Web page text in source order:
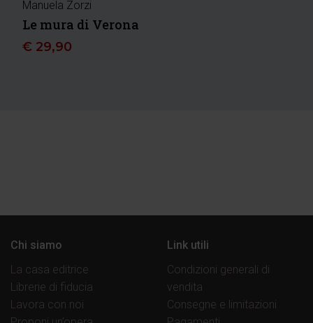
Manuela Zorzi
Le mura di Verona
€ 29,90
Chi siamo
La casa editrice
Librerie di fiducia
Lavora con noi
Link utili
Condizioni generali di
vendita
Consegne e limitazioni